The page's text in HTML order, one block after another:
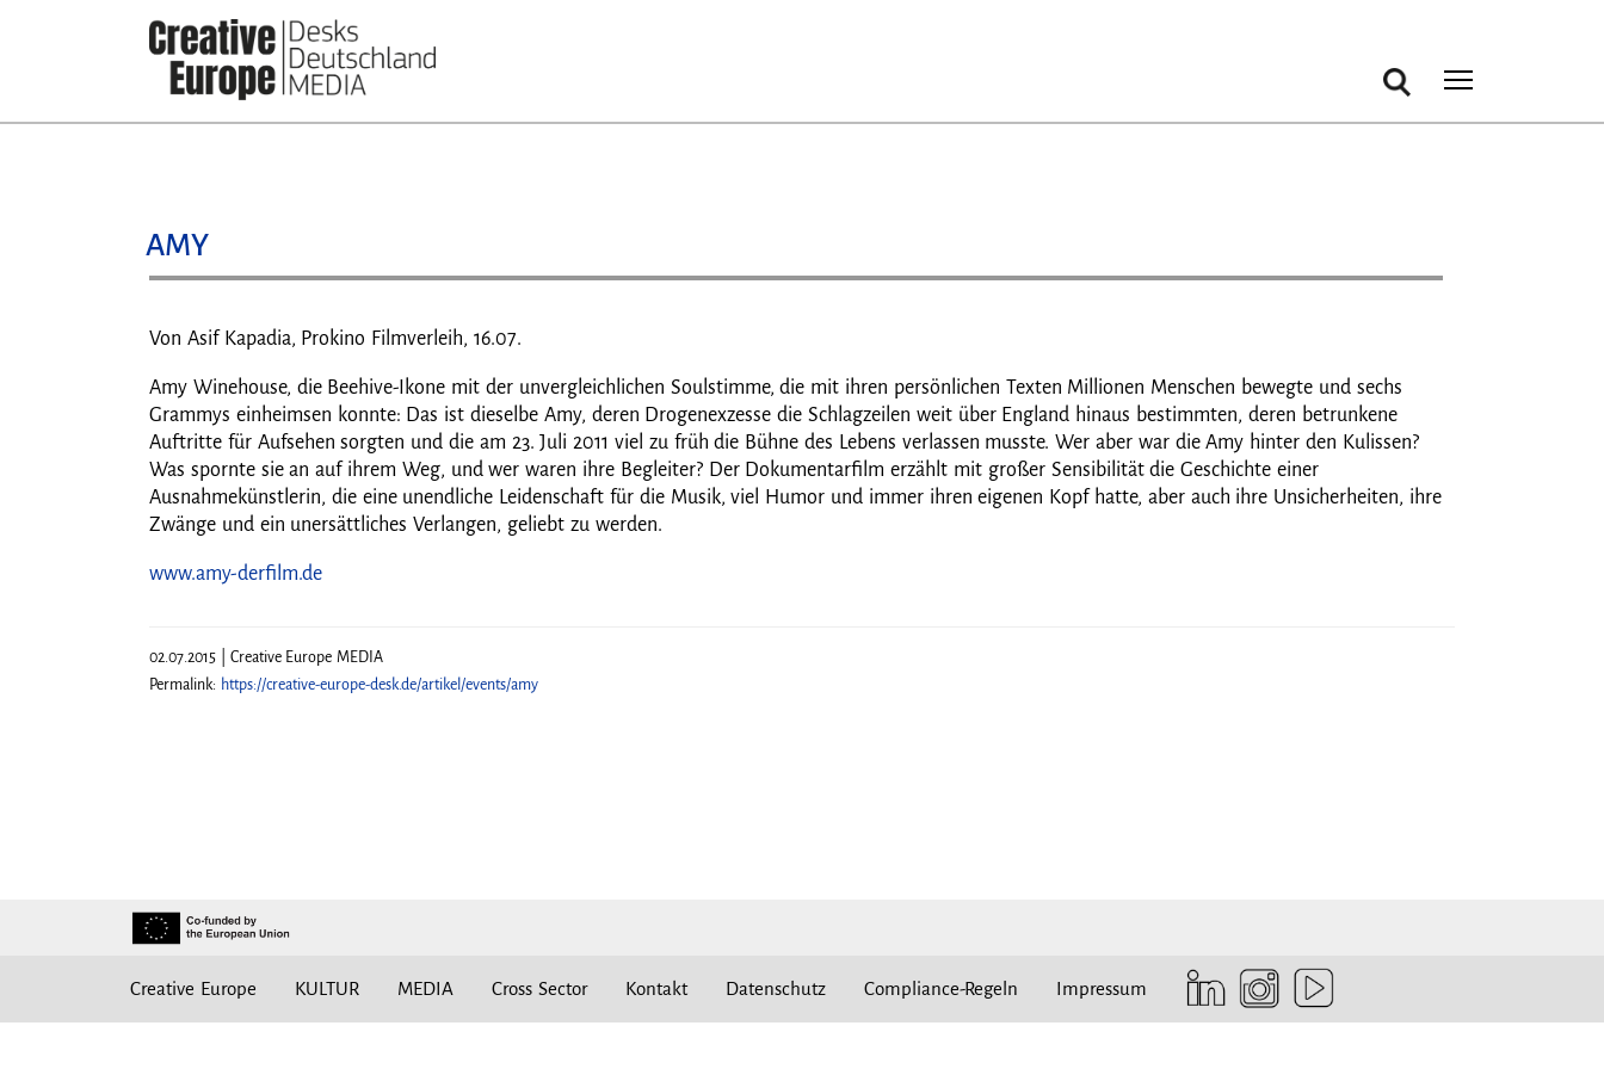
AMY
Von Asif Kapadia, Prokino Filmverleih, 16.07.
Amy Winehouse, die Beehive-Ikone mit der unvergleichlichen Soulstimme, die mit ihren persönlichen Texten Millionen Menschen bewegte und sechs
Grammys einheimsen konnte: Das ist dieselbe Amy, deren Drogenexzesse die Schlagzeilen weit über England hinaus bestimmten, deren betrunkene
Auftritte für Aufsehen sorgten und die am 23. Juli 2011 viel zu früh die Bühne des Lebens verlassen musste. Wer aber war die Amy hinter den Kulissen?
Was spornte sie an auf ihrem Weg, und wer waren ihre Begleiter? Der Dokumentarfilm erzählt mit großer Sensibilität die Geschichte einer
Ausnahmekünstlerin, die eine unendliche Leidenschaft für die Musik, viel Humor und immer ihren eigenen Kopf hatte, aber auch ihre Unsicherheiten, ihre
Zwänge und ein unersättliches Verlangen, geliebt zu werden.
www.amy-derfilm.de
02.07.2015 | Creative Europe MEDIA
Permalink: https://creative-europe-desk.de/artikel/events/amy
Creative Europe KULTUR MEDIA Cross Sector Kontakt Datenschutz Compliance-Regeln Impressum LinkedIn